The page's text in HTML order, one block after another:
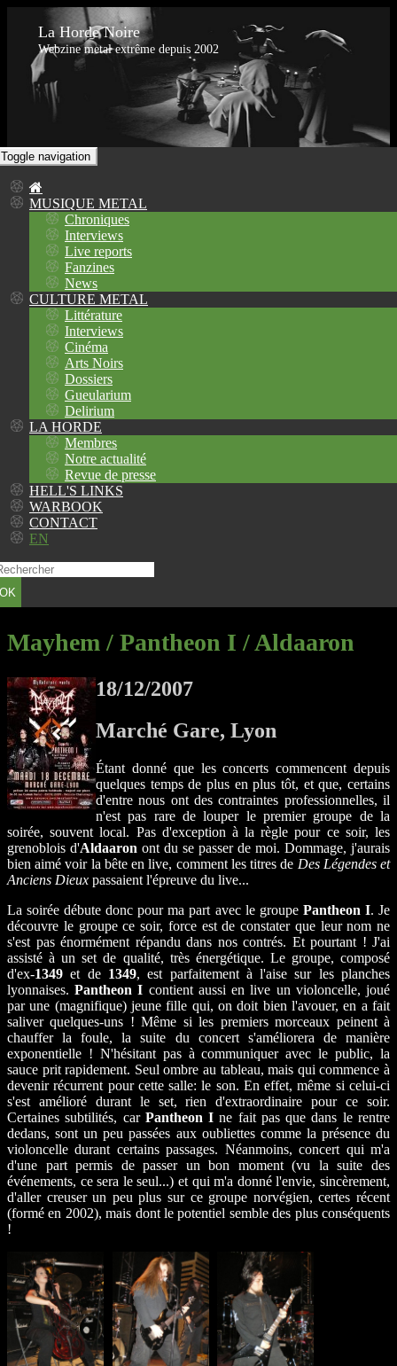
La Horde Noire
Webzine metal extrême depuis 2002
Toggle navigation
MUSIQUE METAL
Chroniques
Interviews
Live reports
Fanzines
News
CULTURE METAL
Littérature
Interviews
Cinéma
Arts Noirs
Dossiers
Gueularium
Delirium
LA HORDE
Membres
Notre actualité
Revue de presse
HELL'S LINKS
WARBOOK
CONTACT
EN
OK
Mayhem / Pantheon I / Aldaaron
18/12/2007
Marché Gare, Lyon
Étant donné que les concerts commencent depuis
quelques temps de plus en plus tôt, et que, certains
d'entre nous ont des contraintes professionnelles, il
n'est pas rare de louper le premier groupe de la
soirée, souvent local. Pas d'exception à la règle pour ce soir, les
grenoblois d'Aldaaron ont du se passer de moi. Dommage, j'aurais
bien aimé voir la bête en live, comment les titres de Des Légendes et
Anciens Dieux passaient l'épreuve du live...
La soirée débute donc pour ma part avec le groupe Pantheon I. Je
découvre le groupe ce soir, force est de constater que leur nom ne
s'est pas énormément répandu dans nos contrés. Et pourtant ! J'ai
assisté à un set de qualité, très énergétique. Le groupe, composé
d'ex-1349 et de 1349, est parfaitement à l'aise sur les planches
lyonnaises.Pantheon I contient aussi en live un violoncelle, joué
par une (magnifique) jeune fille qui, on doit bien l'avouer, en a fait
saliver quelques-uns ! Même si les premiers morceaux peinent à
chauffer la foule, la suite du concert s'améliorera de manière
exponentielle ! N'hésitant pas à communiquer avec le public, la
sauce prit rapidement. Seul ombre au tableau, mais qui commence à
devenir récurrent pour cette salle: le son. En effet, même si celui-ci
s'est amélioré durant le set, rien d'extraordinaire pour ce soir.
Certaines subtilités, car Pantheon I ne fait pas que dans le rentre
dedans, sont un peu passées aux oubliettes comme la présence du
violoncelle durant certains passages. Néanmoins, concert qui m'a
d'une part permis de passer un bon moment (vu la suite des
événements, ce sera le seul...) et qui m'a donné l'envie, sincèrement,
d'aller creuser un peu plus sur ce groupe norvégien, certes récent
(formé en 2002), mais dont le potentiel semble des plus conséquents
!